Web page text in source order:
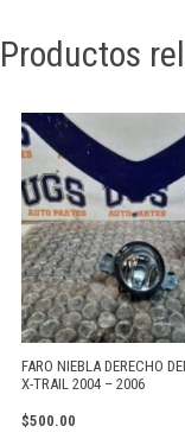
Productos
FARO NIEBLA DERECHO
X-TRAIL 2004 – 2006
$500.00